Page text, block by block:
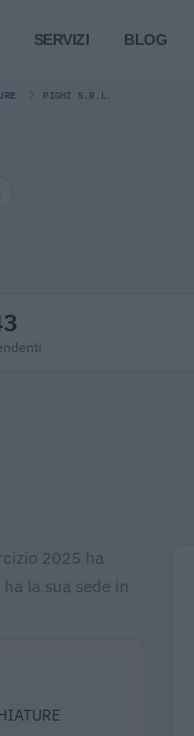
SERVIZI BLOG
PIGHI S.R.L.
2025 ha
la sua sede in